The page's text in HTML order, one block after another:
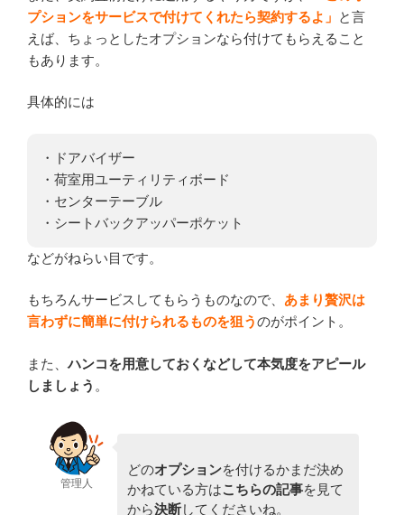
プションをサービスで付けてくれたら契約するよ」 と言
えば、ちょっとしたオプションなら付けてもらえること
もあります。
具体的には
・ドアバイザー
・荷室用ユーティリティボード
・センターテーブル
・シートバックアッパーポケット
などがねらい目です。
もちろんサービスしてもらうものなので、 あまり贅沢は
言わずに簡単に付けられるものを狙うのがポイント。
また、ハンコを用意しておくなどして本気度をアピール
しましょう 。
管理人
どのオプションを付けるかまだ決め
かねている方はこちらの記事を見て
から決断してくださいね。